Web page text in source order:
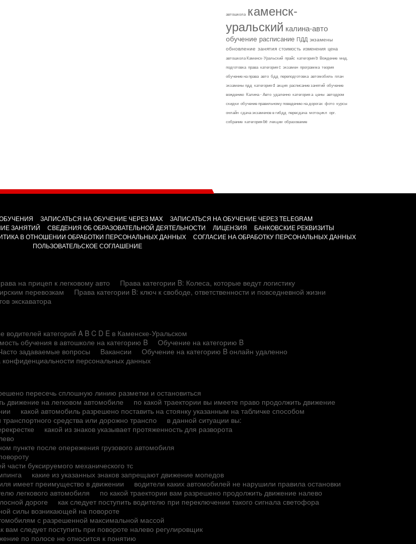
автошкола каменск-
уральский калина-авто
обучение расписание ПДД экзамены
обновление занятия стоимость изменения цена
автошкола Каменск-Уральский прайс категория b Вождение мед.
подготовка права категория c экзамен программа теория
обучение на права авто бдд переподготовка автомобиль план
экзамены пдд категория d акция расписание занятий обучение
вождению Калина - Авто удаленно категория а цены автодром
скидки обучение правильному поведению на дорогах фото курсы
онлайн сдача экзаменов в гибдд пересдача мотоцикл орг.
собрание категория be лекции образование
ЗАПИСАТЬСЯ НА ОБУЧЕНИЕ ЧЕРЕЗ MAX
ЗАПИСАТЬСЯ НА ОБУЧЕНИЕ ЧЕРЕЗ TELEGRAM
ЗАНЯТИЙ СВЕДЕНИЯ ОБ ОБРАЗОВАТЕЛЬНОЙ ДЕЯТЕЛЬНОСТИ ЛИЦЕНЗИЯ
БАНКОВСКИЕ РЕКВИЗИТЫ
В ОТНОШЕНИИ ОБРАБОТКИ ПЕРСОНАЛЬНЫХ ДАННЫХ
СОГЛАСИЕ НА ОБРАБОТКУ ПЕРСОНАЛЬНЫХ ДАННЫХ
ПОЛЬЗОВАТЕЛЬСКОЕ СОГЛАШЕНИЕ
на прицеп к легковому авто
Права категории B: Колеса, которые ведут логистику
перевозкам
Права категории B: ключ к свободе, ответственности и повседневной жизни
экскаватора
водителей категорий A B C D E в Каменске-Уральском
обучения в автошколе на категорию B
Обучение на категорию B
задаваемые вопросы Вакансии
Обучение на категорию B онлайн удаленно
конфиденциальности персональных данных
пересечь сплошную линию разметки и остановиться
движение на легковом автомобиле
по какой траектории вы имеете право продолжить движение
какой автомобиль разрешено поставить на стоянку указанным на табличке способом
средства или дорожно транспо
в данной ситуации вы:
какой из знаков указывает протяженность для разворота
пункте после опережения грузового автомобиля
части буксируемого механического тс
какие из указанных знаков запрещают движение мопедов
имеет преимущество в движении
водители каких автомобилей не нарушили правила остановки
легкового автомобиля
по какой траектории вам разрешено продолжить движение налево
дороге
как следует поступить водителю при переключении такого сигнала светофора
силы возникающей на повороте
с разрешенной максимальной массой
вам следует поступить при повороте налево регулировщик
по полосе не относится к понятию